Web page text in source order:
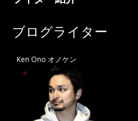
ブログライター
Ken Ono オノケン